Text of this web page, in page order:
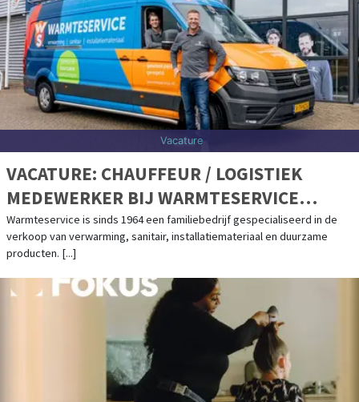
Vacature
VACATURE: CHAUFFEUR / LOGISTIEK
MEDEWERKER BIJ WARMTESERVICE
APELDOORN
Warmteservice is sinds 1964 een familiebedrijf gespecialiseerd in de
verkoop van verwarming, sanitair, installatiemateriaal en duurzame
producten. [...]